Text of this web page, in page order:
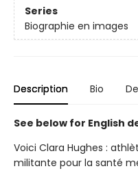
Series
Biographie en images
Description Bio
See below for English
Voici Clara Hughes :
militante pour la santé